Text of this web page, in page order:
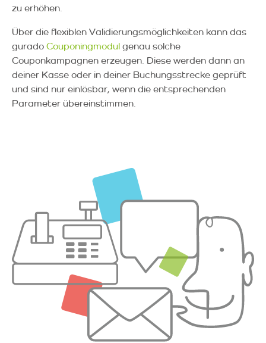
zu erhöhen.
Über die flexiblen Validierungsmöglichkeiten kann das
gurado Couponingmodul genau solche
Couponkampagnen erzeugen. Diese werden dann an
deiner Kasse oder in deiner Buchungsstrecke geprüft
und sind nur einlösbar, wenn die entsprechenden
Parameter übereinstimmen.